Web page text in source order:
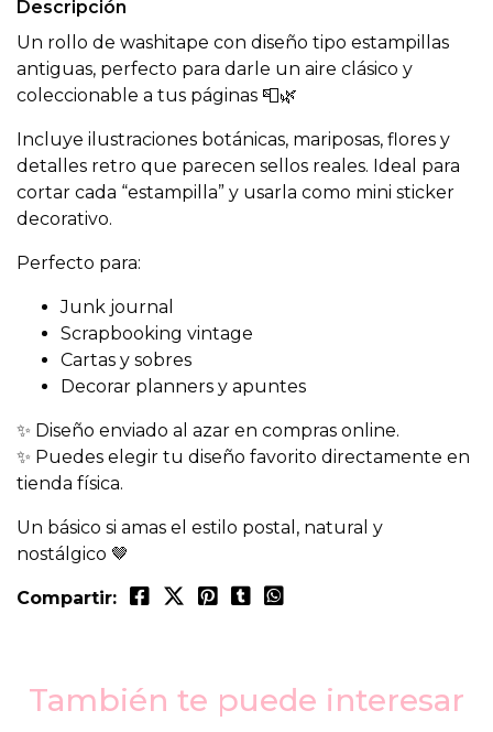
Descripción
Un rollo de washitape con diseño tipo estampillas
antiguas, perfecto para darle un aire clásico y
coleccionable a tus páginas 📮🌿
Incluye ilustraciones botánicas, mariposas, flores y
detalles retro que parecen sellos reales. Ideal para
cortar cada “estampilla” y usarla como mini sticker
decorativo.
Perfecto para:
Junk journal
Scrapbooking vintage
Cartas y sobres
Decorar planners y apuntes
✨ Diseño enviado al azar en compras online.
✨ Puedes elegir tu diseño favorito directamente en
tienda física.
Un básico si amas el estilo postal, natural y
nostálgico 🤎
Compartir:
También te puede interesar